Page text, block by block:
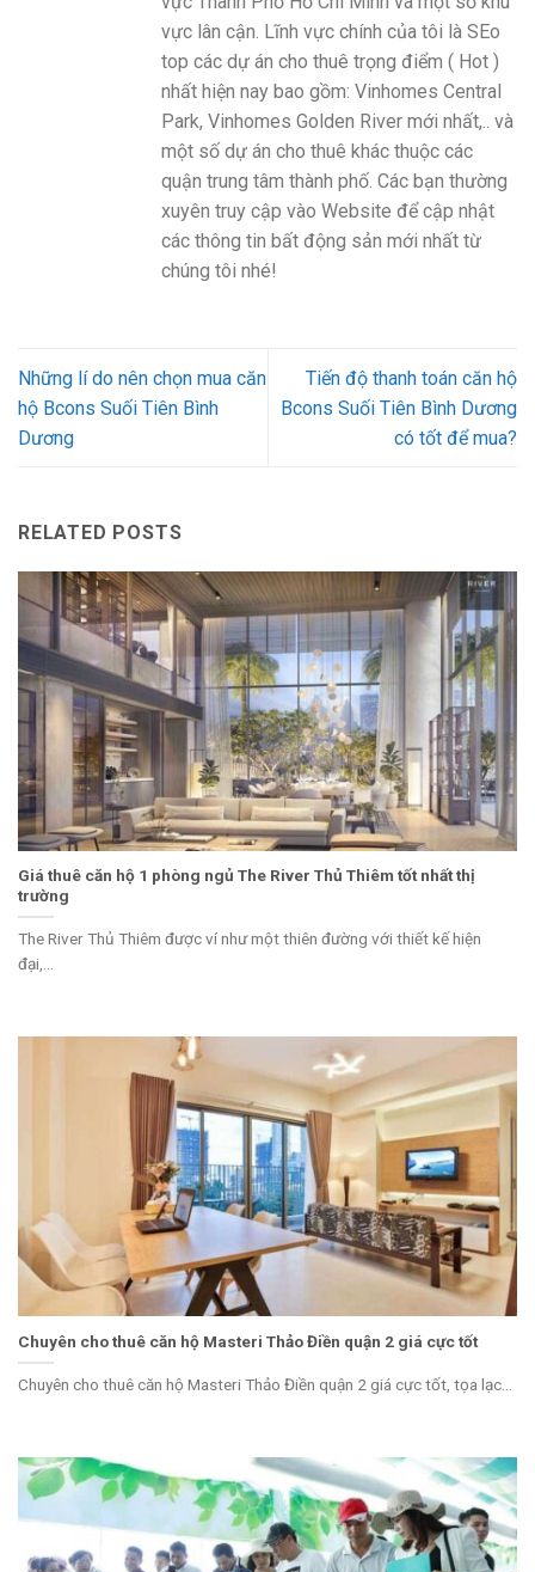
vực lân cận. Lĩnh vực chính của tôi là SEo
top các dự án cho thuê trọng điểm ( Hot )
nhất hiện nay bao gồm: Vinhomes Central
Park, Vinhomes Golden River mới nhất,.. và
một số dự án cho thuê khác thuộc các
quận trung tâm thành phố. Các bạn thường
xuyên truy cập vào Website để cập nhật
các thông tin bất động sản mới nhất từ
chúng tôi nhé!
Những lí do nên chọn mua căn
hộ Bcons Suối Tiên Bình
Dương
Tiến độ thanh toán căn hộ
Bcons Suối Tiên Bình Dương
có tốt để mua?
RELATED POSTS
Giá thuê căn hộ 1 phòng ngủ The River Thủ Thiêm tốt nhất thị
trường
The River Thủ Thiêm được ví như một thiên đường với thiết kế hiện
đại,...
Chuyên cho thuê căn hộ Masteri Thảo Điền quận 2 giá cực tốt
Chuyên cho thuê căn hộ Masteri Thảo Điền quận 2 giá cực tốt, tọa lạc...